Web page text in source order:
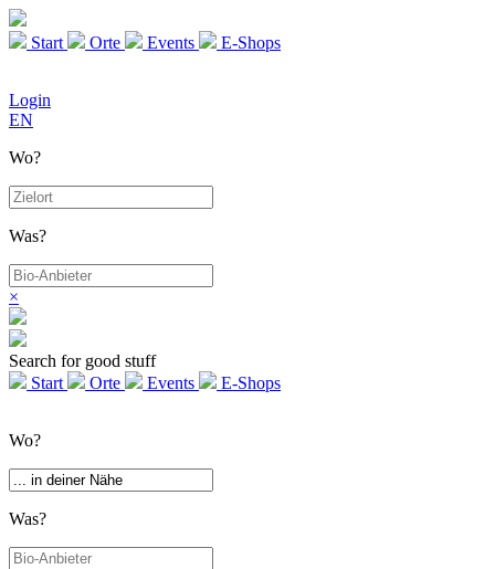
Start Orte Events E-Shops
Login
EN
Wo?
Was?
×
Search for good stuff
Start
Orte Events E-Shops
Wo?
Was?